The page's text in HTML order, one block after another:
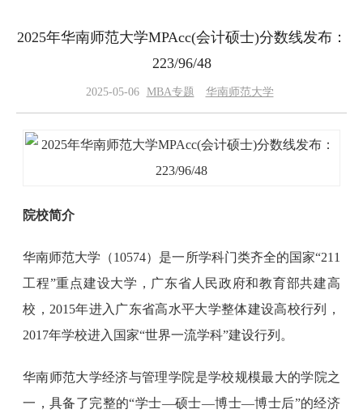
2025年华南师范大学MPAcc(会计硕士)分数线发布：
223/96/48
2025-05-06 MBA专题 华南师范大学
院校简介
华南师范大学（10574）是一所学科门类齐全的国家“211
工程”重点建设大学，广东省人民政府和教育部共建高
校，2015年进入广东省高水平大学整体建设高校行列，
2017年学校进入国家“世界一流学科”建设行列。
华南师范大学经济与管理学院是学校规模最大的学院之
一，具备了完整的“学士—硕士—博士—博士后”的经济